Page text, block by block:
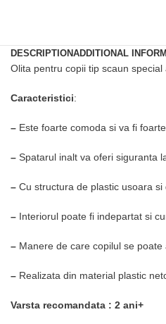
DESCRIPTIONADDITIONAL
Olita pentru copii tip scaun
Caracteristici:
– Este foarte comoda si va fi
– Spatarul inalt va oferi siguranta
–Cu structura de plastic usoara
– Interiorul poate fi indepartat si
– Manere de care copilul se
– Realizata din material plastic
Varsta recomandata : 2 ani+